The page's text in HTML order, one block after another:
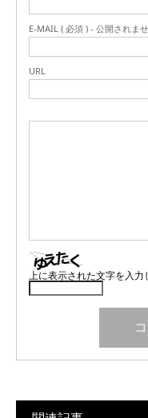
E-MAIL ( 必須 ) - 公開されま
URL
上に表示された文字を入力